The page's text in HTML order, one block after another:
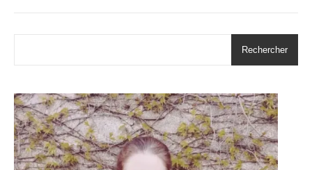
Rechercher